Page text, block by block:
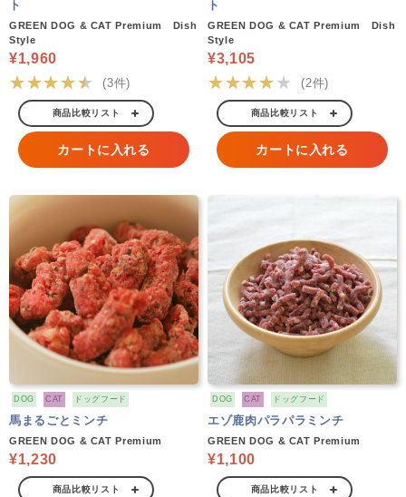
ト
GREEN DOG & CAT Premium Dish
Style
¥1,960
★★★★★ (3件)
商品比較リスト
カートに入れる
ト
GREEN DOG & CAT Premium Dish
Style
¥3,105
★★★★★ (2件)
商品比較リスト
カートに入れる
DOG CAT ドッグフード
馬まるごとミンチ
GREEN DOG & CAT Premium
¥1,230
商品比較リスト
DOG CAT ドッグフード
エゾ鹿肉パラパラミンチ
GREEN DOG & CAT Premium
¥1,100
商品比較リスト